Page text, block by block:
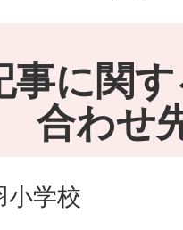
事に関
合わせ
小学校